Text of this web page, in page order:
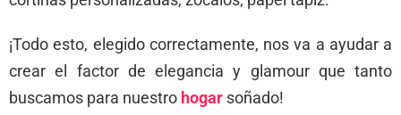
¡Todo esto, elegido correctamente, nos va a ayudar a
crear el factor de elegancia y glamour que tanto
buscamos para nuestro hogar soñado!